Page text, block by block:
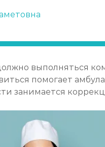
выполняться
помогает
занимается